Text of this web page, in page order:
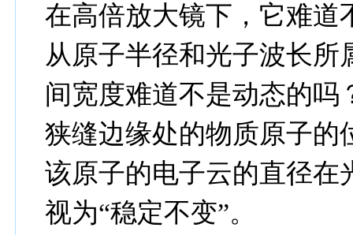
在高倍放大镜下，它难道
从原子半径和光子波长
间宽度难道不是动态的吗
狭缝边缘处的物质原子的
该原子的电子云的直径在
视为“稳定不变”。